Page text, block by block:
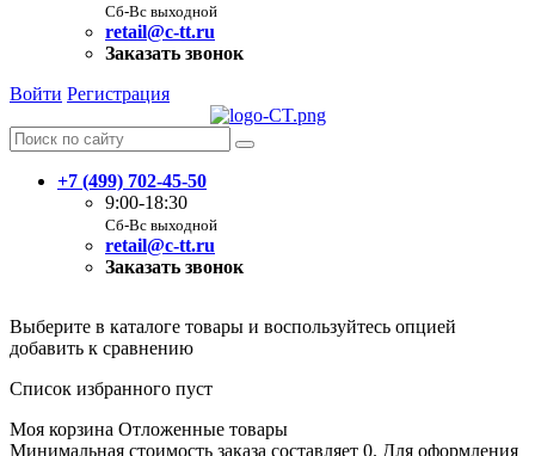
Сб-Вс выходной
retail@c-tt.ru
Заказать звонок
Войти Регистрация
+7 (499) 702-45-50
9:00-18:30
Сб-Вс выходной
retail@c-tt.ru
Заказать звонок
Выберите в каталоге товары и воспользуйтесь опцией
добавить к сравнению
Список избранного пуст
Моя корзина Отложенные товары
Минимальная стоимость заказа составляет 0. Для оформления